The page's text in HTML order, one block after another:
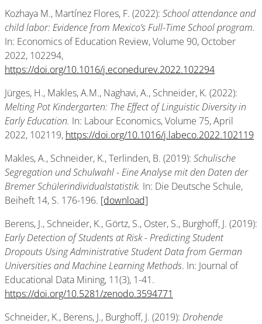
Kozhaya M., Martínez Flores, F. (2022): School attendance and
child labor: Evidence from Mexico’s Full-Time School program.
In: Economics of Education Review, Volume 90, October
2022, 102294,
https://doi.org/10.1016/j.econedurev.2022.102294
Jürges, H., Makles, A.M., Naghavi, A., Schneider, K. (2022):
Melting Pot Kindergarten: The Effect of Linguistic Diversity in
Early Education. In: Labour Economics, Volume 75, April
2022, 102119, https://doi.org/10.1016/j.labeco.2022.102119
Makles, A., Schneider, K., Terlinden, B. (2019): Schulische
Segregation und Schulwahl - Eine Analyse mit den Daten der
Bremer Schülerindividualstatistik. In: Die Deutsche Schule,
Beiheft 14, S. 176-196. [download]
Berens, J., Schneider, K., Görtz, S., Oster, S., Burghoff, J. (2019):
Early Detection of Students at Risk - Predicting Student
Dropouts Using Administrative Student Data from German
Universities and Machine Learning Methods. In: Journal of
Educational Data Mining, 11(3), 1-41.
https://doi.org/10.5281/zenodo.3594771
Schneider, K., Berens, J., Burghoff, J. (2019): Drohende